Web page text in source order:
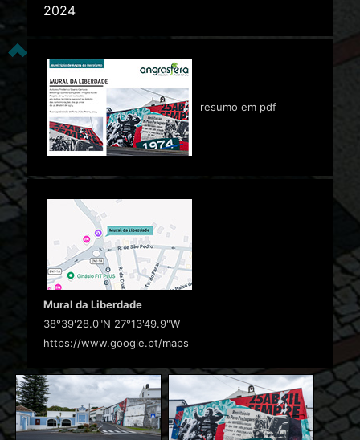
2024
resumo em pdf
Mural da Liberdade
38°39'28.0"N 27°13'49.9"W
https://www.google.pt/maps